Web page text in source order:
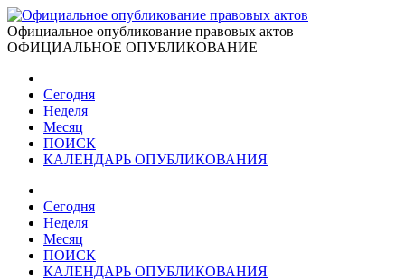
Официальное опубликование правовых актов
ОФИЦИАЛЬНОЕ ОПУБЛИКОВАНИЕ
Сегодня
Неделя
Месяц
ПОИСК
КАЛЕНДАРЬ ОПУБЛИКОВАНИЯ
Сегодня
Неделя
Месяц
ПОИСК
КАЛЕНДАРЬ ОПУБЛИКОВАНИЯ